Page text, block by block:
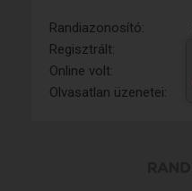
Randiazonosító:
Regisztrált:
Online volt:
Olvasatlan üzenetei: